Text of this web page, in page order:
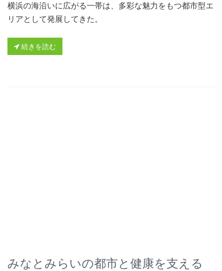
横浜の海沿いに広がる一帯は、多彩な魅力をもつ都市型エ
リアとして発展してきた。
続きを読む
みなとみらいの都市と健康を支える